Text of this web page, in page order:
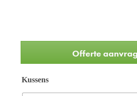
Offerte
Kussens